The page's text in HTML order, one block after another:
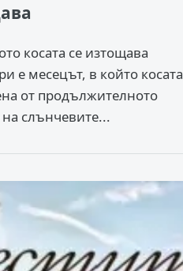
косата се изтощава
е месецът, в който косата
от продължителното
слънчевите...